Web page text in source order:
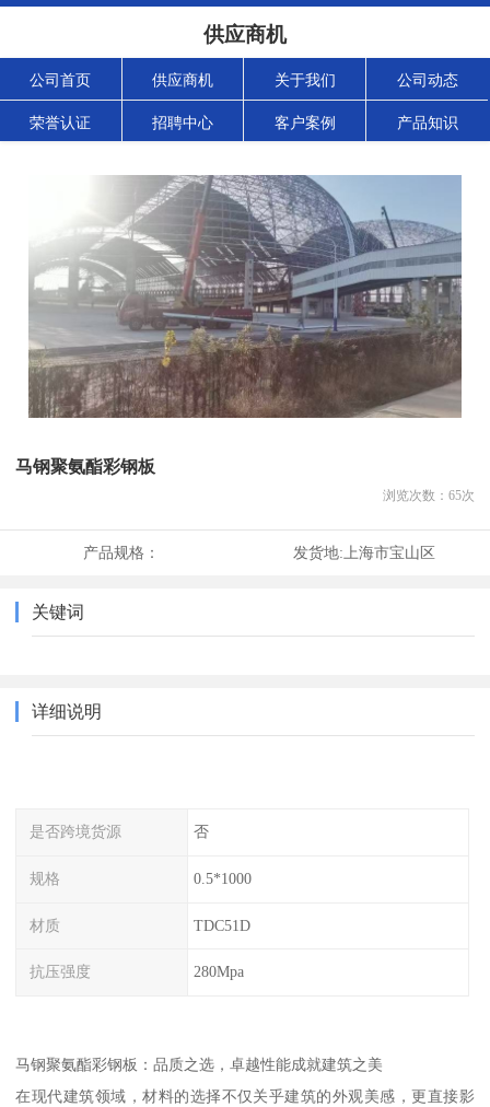
供应商机
公司首页 供应商机 关于我们 公司动态
荣誉认证 招聘中心 客户案例 产品知识
马钢聚氨酯彩钢板
浏览次数： 65次
产品规格： 发货地: 上海市宝山区
关键词
详细说明
是否跨境货源 否
规格 0.5*1000
材质 TDC51D
抗压强度 280Mpa
马钢聚氨酯彩钢板：品质之选，卓越性能成就建筑之美
在现代建筑领域，材料的选择不仅关乎建筑的外观美感，更直接影